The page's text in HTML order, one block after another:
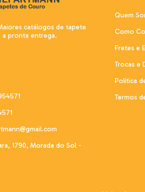
catálogos de tapete
pronta entrega.
1790, Morada do Sol -
Quem
Como
Fretes e
Trocas e
Política
Termos